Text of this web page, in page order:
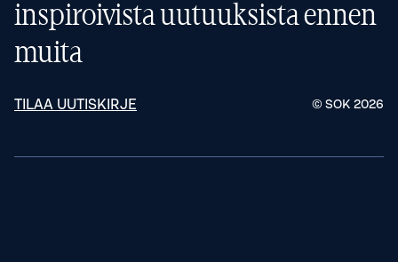
inspiroivista uutuuksista ennen
muita
TILAA UUTISKIRJE © SOK 2026